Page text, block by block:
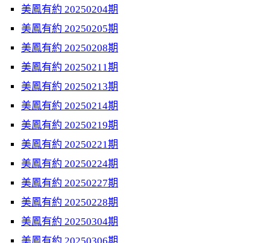
美鳳有約 20250204期
美鳳有約 20250205期
美鳳有約 20250208期
美鳳有約 20250211期
美鳳有約 20250213期
美鳳有約 20250214期
美鳳有約 20250219期
美鳳有約 20250221期
美鳳有約 20250224期
美鳳有約 20250227期
美鳳有約 20250228期
美鳳有約 20250304期